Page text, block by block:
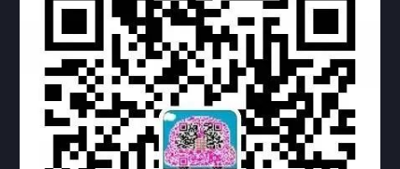
热门标签 TAG
机构链接
联系方式 关于我们
下载与支持
资料下载 视频中心